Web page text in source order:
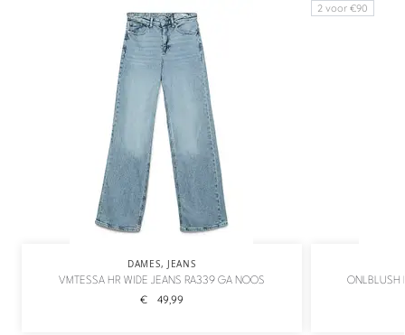
DAMES, JEANS
VMTESSA HR WIDE JEANS RA339 GA NOOS
€ 49,99
2 voor €90
ONLBLUSH